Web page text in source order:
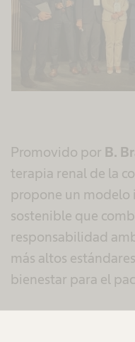
Promovido por B.
terapia renal de la
propone un
sostenible que
responsabilidad
más altos
bienestar para el